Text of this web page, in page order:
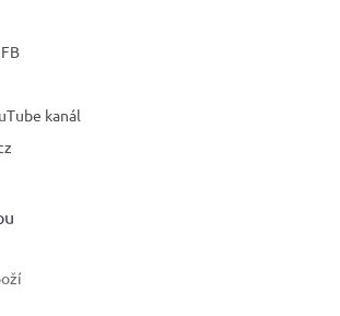
kanál